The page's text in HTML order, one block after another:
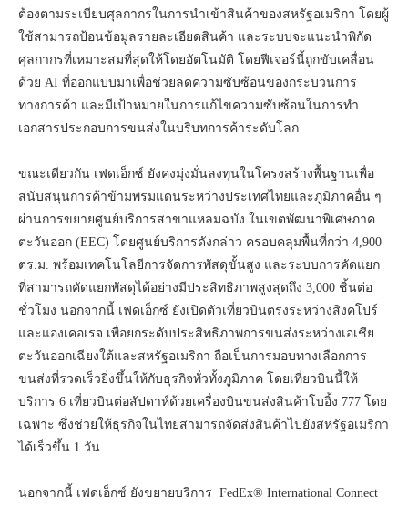
ต้องตามระเบียบศุลกากรในการนำเข้าสินค้าของสหรัฐอเมริกา โดยผู้
ใช้สามารถป้อนข้อมูลรายละเอียดสินค้า และระบบจะแนะนำพิกัด
ศุลกากรที่เหมาะสมที่สุดให้โดยอัตโนมัติ โดยฟีเจอร์นี้ถูกขับเคลื่อน
ด้วย AI ที่ออกแบบมาเพื่อช่วยลดความซับซ้อนของกระบวนการ
ทางการค้า และมีเป้าหมายในการแก้ไขความซับซ้อนในการทำ
เอกสารประกอบการขนส่งในบริบทการค้าระดับโลก
ขณะเดียวกัน เฟดเอ็กซ์ ยังคงมุ่งมั่นลงทุนในโครงสร้างพื้นฐานเพื่อ
สนับสนุนการค้าข้ามพรมแดนระหว่างประเทศไทยและภูมิภาคอื่น ๆ
ผ่านการขยายศูนย์บริการสาขาแหลมฉบัง ในเขตพัฒนาพิเศษภาค
ตะวันออก (EEC) โดยศูนย์บริการดังกล่าว ครอบคลุมพื้นที่กว่า 4,900
ตร.ม. พร้อมเทคโนโลยีการจัดการพัสดุขั้นสูง และระบบการคัดแยก
ที่สามารถคัดแยกพัสดุได้อย่างมีประสิทธิภาพสูงสุดถึง 3,000 ชิ้นต่อ
ชั่วโมง นอกจากนี้ เฟดเอ็กซ์ ยังเปิดตัวเที่ยวบินตรงระหว่างสิงคโปร์
และแองเคอเรจ เพื่อยกระดับประสิทธิภาพการขนส่งระหว่างเอเชีย
ตะวันออกเฉียงใต้และสหรัฐอเมริกา ถือเป็นการมอบทางเลือกการ
ขนส่งที่รวดเร็วยิ่งขึ้นให้กับธุรกิจทั่วทั้งภูมิภาค โดยเที่ยวบินนี้ให้
บริการ 6 เที่ยวบินต่อสัปดาห์ด้วยเครื่องบินขนส่งสินค้าโบอิ้ง 777 โดย
เฉพาะ ซึ่งช่วยให้ธุรกิจในไทยสามารถจัดส่งสินค้าไปยังสหรัฐอเมริกา
ได้เร็วขึ้น 1 วัน
นอกจากนี้ เฟดเอ็กซ์ ยังขยายบริการ FedEx® International Connect